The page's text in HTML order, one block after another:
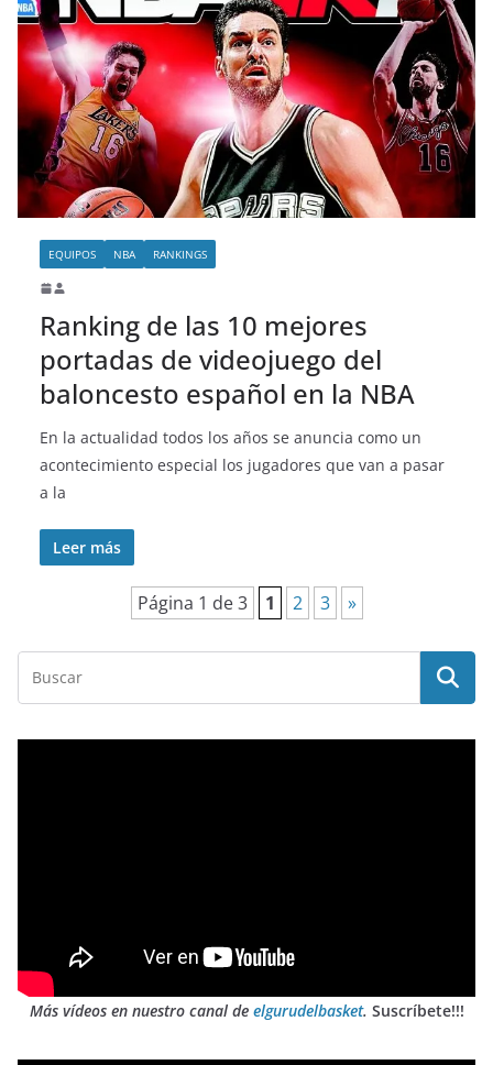
EQUIPOS NBA RANKINGS
Ranking de las 10 mejores
portadas de videojuego del
baloncesto español en la NBA
En la actualidad todos los años se anuncia como un
acontecimiento especial los jugadores que van a pasar
a la
Leer más
Página 1 de 3 1 2 3 »
Más vídeos en nuestro canal de elgurudelbasket. Suscríbete!!!